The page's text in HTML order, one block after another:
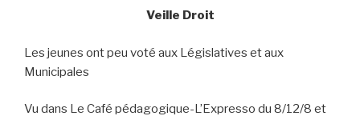
Veille Droit
Les jeunes ont peu voté aux Législatives et aux
Municipales
Vu dans Le Café pédagogique-L’Expresso du 8/12/8 et